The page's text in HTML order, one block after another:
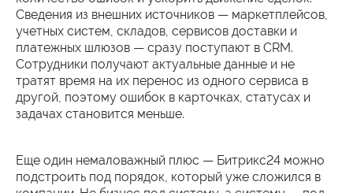
Сведения из внешних источников — маркетплейсов,
учетных систем, складов, сервисов доставки и
платежных шлюзов — сразу поступают в CRM.
Сотрудники получают актуальные данные и не
тратят время на их перенос из одного сервиса в
другой, поэтому ошибок в карточках, статусах и
задачах становится меньше.
Еще один немаловажный плюс — Битрикс24 можно
подстроить под порядок, который уже сложился в